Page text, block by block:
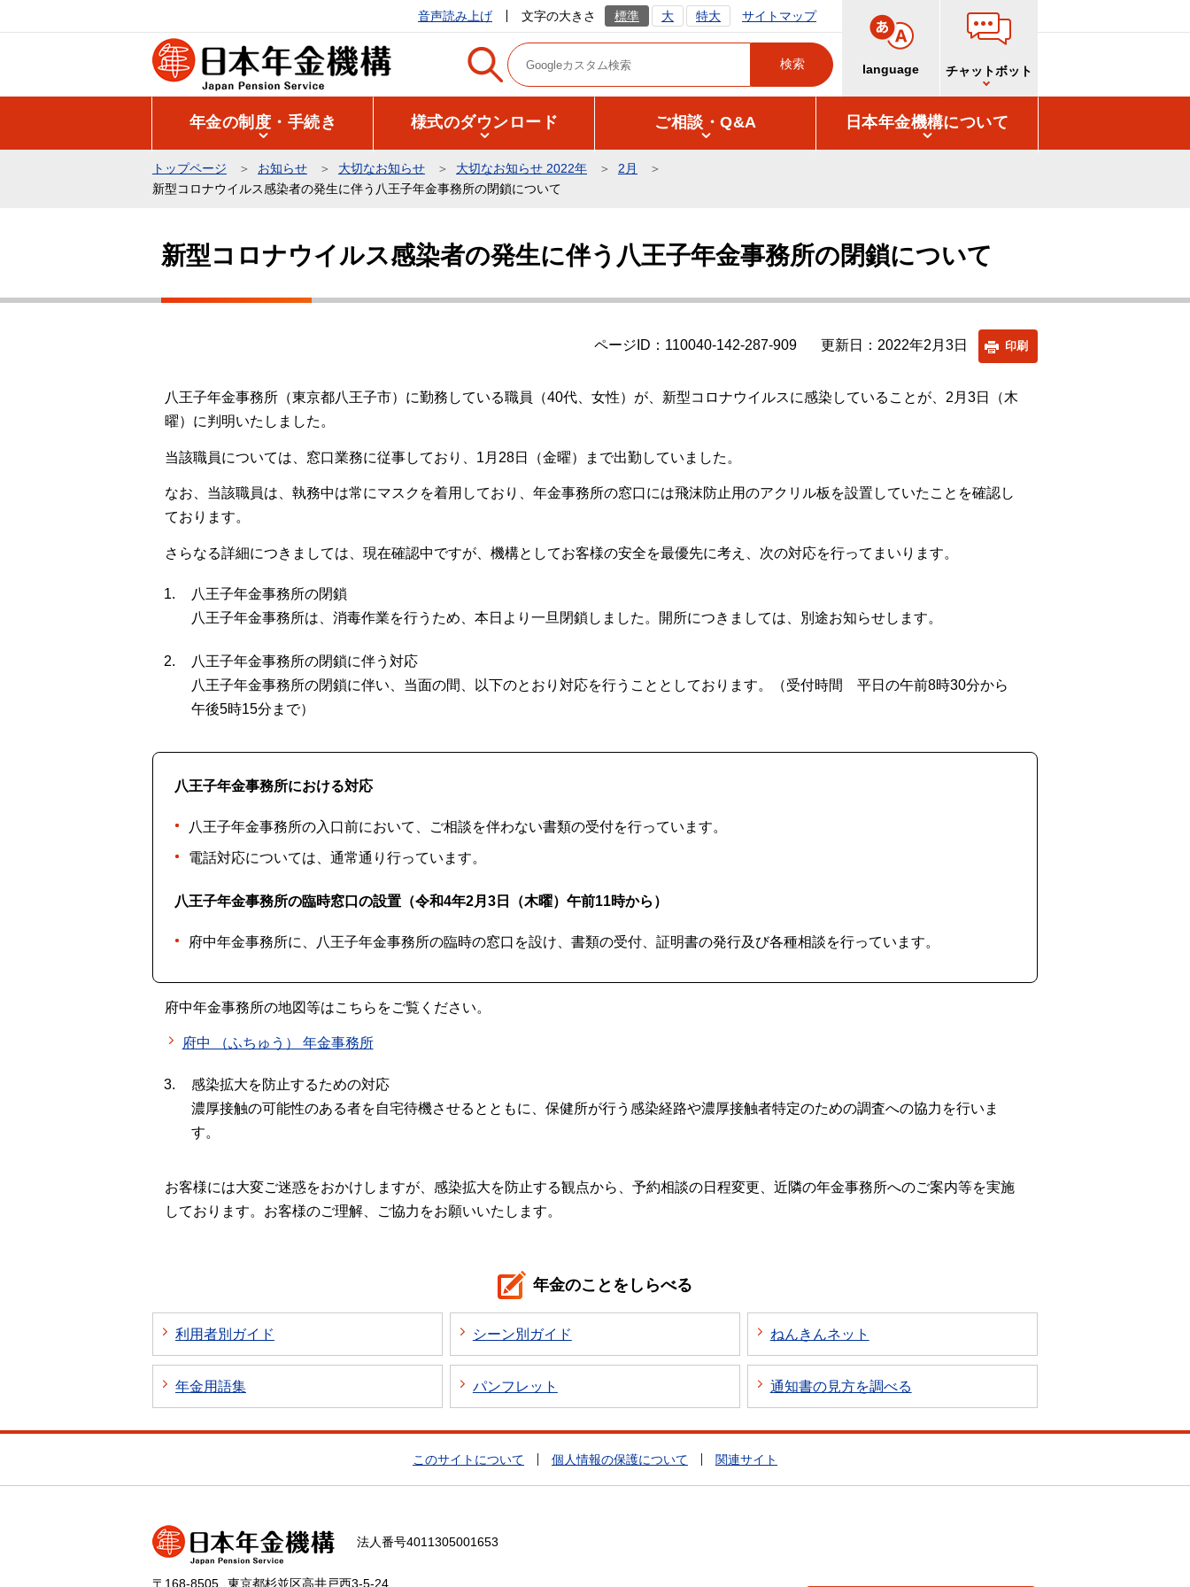
の
音声読み上げ 文字の大きさ 標準 大 特大 サイトマップ
language チャットボット
年金の制度・手続き 様式のダウンロード ご相談・Q&A 日本年金機構について
トップページ お知らせ 大切なお知らせ 大切なお知らせ 2022年
2月
新型コロナウイルス感染者の発生に伴う八王子年金事務所の閉鎖について
新型コロナウイルス感染者の発生に伴う八王子年金事務所の閉鎖について
ページID：110040-142-287-909 更新日：2022年2月3日 印刷
八王子年金事務所（東京都八王子市）に勤務している職員（40代、女性）が、新型コロナウイルスに感染していることが、2月3日（木
曜）に判明いたしました。
当該職員については、窓口業務に従事しており、1月28日（金曜）まで出勤していました。
なお、当該職員は、執務中は常にマスクを着用しており、年金事務所の窓口には飛沫防止用のアクリル板を設置していたことを確認し
ております。
さらなる詳細につきましては、現在確認中ですが、機構としてお客様の安全を最優先に考え、次の対応を行ってまいります。
八王子年金事務所の閉鎖
八王子年金事務所は、消毒作業を行うため、本日より一旦閉鎖しました。開所につきましては、別途お知らせします。
八王子年金事務所の閉鎖に伴う対応
八王子年金事務所の閉鎖に伴い、当面の間、以下のとおり対応を行うこととしております。（受付時間 平日の午前8時30分から
午後5時15分まで）
八王子年金事務所における対応
八王子年金事務所の入口前において、ご相談を伴わない書類の受付を行っています。
電話対応については、通常通り行っています。
八王子年金事務所の臨時窓口の設置（令和4年2月3日（木曜）午前11時から）
府中年金事務所に、八王子年金事務所の臨時の窓口を設け、書類の受付、証明書の発行及び各種相談を行っています。
府中年金事務所の地図等はこちらをご覧ください。
府中 （ふちゅう） 年金事務所
感染拡大を防止するための対応
濃厚接触の可能性のある者を自宅待機させるとともに、保健所が行う感染経路や濃厚接触者特定のための調査への協力を行いま
す。
お客様には大変ご迷惑をおかけしますが、感染拡大を防止する観点から、予約相談の日程変更、近隣の年金事務所へのご案内等を実施
しております。お客様のご理解、ご協力をお願いいたします。
年金のことをしらべる
利用者別ガイド シーン別ガイド ねんきんネット
年金用語集 パンフレット 通知書の見方を調べる
このサイトについて 個人情報の保護について 関連サイト
法人番号4011305001653
〒168-8505 東京都杉並区高井戸西3-5-24